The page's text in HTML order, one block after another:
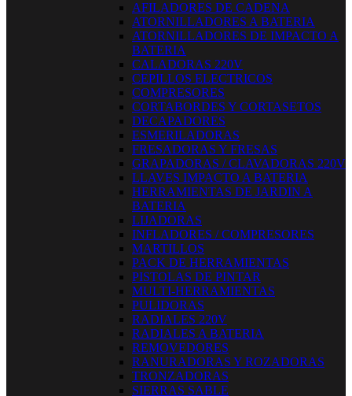
AFILADORES DE CADENA
ATORNILLADORES A BATERIA
ATORNILLADORES DE IMPACTO A
BATERIA
CALADORAS 220V
CEPILLOS ELECTRICOS
COMPRESORES
CORTABORDES Y CORTASETOS
DECAPADORES
ESMERILADORAS
FRESADORAS Y FRESAS
GRAPADORAS / CLAVADORAS 220V
LLAVES IMPACTO A BATERIA
HERRAMIENTAS DE JARDIN A
BATERIA
LIJADORAS
INFLADORES / COMPRESORES
MARTILLOS
PACK DE HERRAMIENTAS
PISTOLAS DE PINTAR
MULTI-HERRAMIENTAS
PULIDORAS
RADIALES 220V
RADIALES A BATERIA
REMOVEDORES
RANURADORAS Y ROZADORAS
TRONZADORAS
SIERRAS SABLE